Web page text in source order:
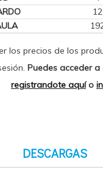
12
los precios de los
Puedes acceder
registrandote aquío
DESCARGAS